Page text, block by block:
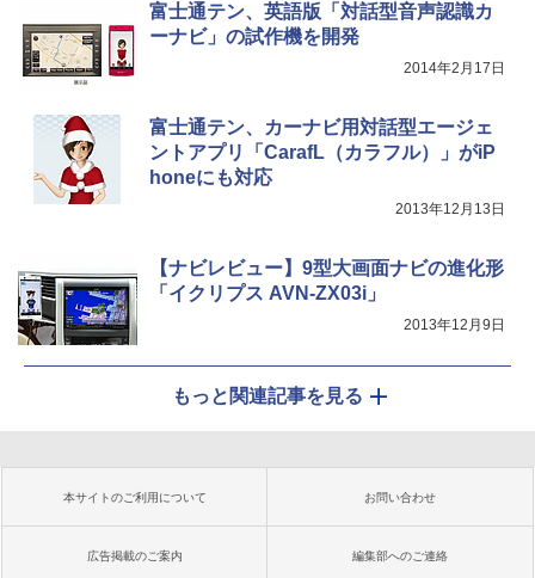
富士通テン、英語版「対話型音声認識カ
ーナビ」の試作機を開発
2014年2月17日
富士通テン、カーナビ用対話型エージェ
ントアプリ「CarafL（カラフル）」がiP
honeにも対応
2013年12月13日
【ナビレビュー】9型大画面ナビの進化形
「イクリプス AVN-ZX03i」
2013年12月9日
もっと関連記事を見る
本サイトのご利用について お問い合わせ
広告掲載のご案内 編集部へのご連絡